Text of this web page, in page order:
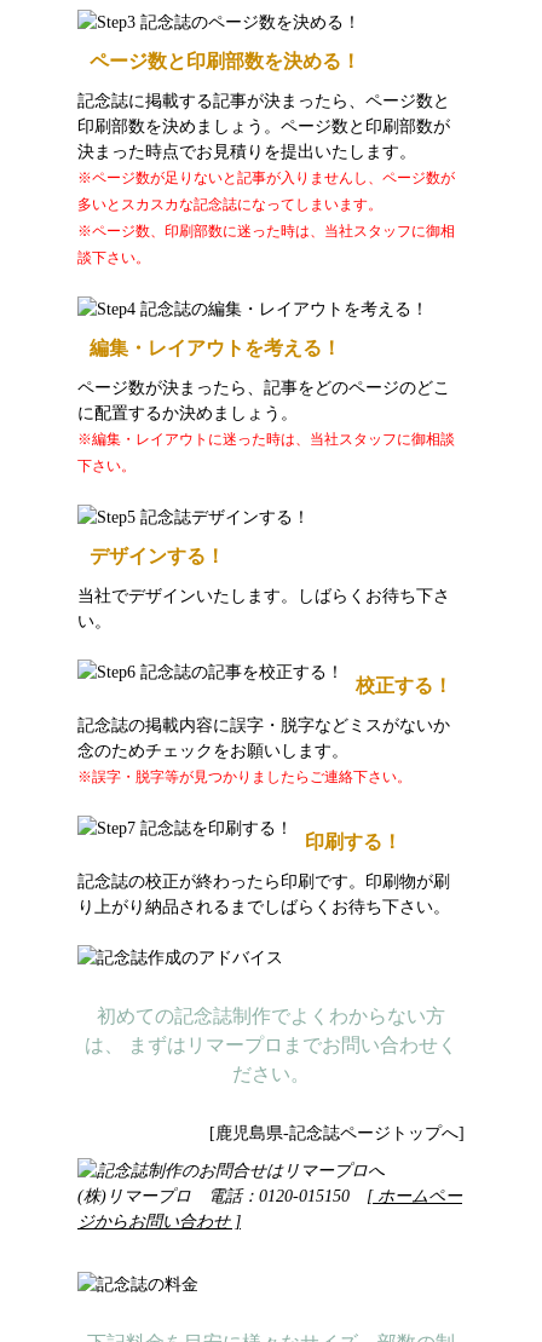
ページ数と印刷部数を決める！
記念誌に掲載する記事が決まったら、ページ数と
印刷部数を決めましょう。ページ数と印刷部数が
決まった時点でお見積りを提出いたします。
※ページ数が足りないと記事が入りませんし、ページ数が
多いとスカスカな記念誌になってしまいます。
※ページ数、印刷部数に迷った時は、当社スタッフに御相
談下さい。
編集・レイアウトを考える！
ページ数が決まったら、記事をどのページのどこ
に配置するか決めましょう。
※編集・レイアウトに迷った時は、当社スタッフに御相談
下さい。
デザインする！
当社でデザインいたします。しばらくお待ち下さ
い。
校正する！
記念誌の掲載内容に誤字・脱字などミスがないか
念のためチェックをお願いします。
※誤字・脱字等が見つかりましたらご連絡下さい。
印刷する！
記念誌の校正が終わったら印刷です。印刷物が刷
り上がり納品されるまでしばらくお待ち下さい。
初めての記念誌制作でよくわからない方
は、 まずはリマープロまでお問い合わせく
ださい。
[鹿児島県-記念誌ページトップへ]
(株)リマープロ 電話：0120-015150 [ ホームペー
ジからお問い合わせ ]